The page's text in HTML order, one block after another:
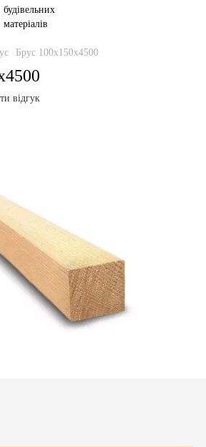
Брус 100х150х4500
відгук